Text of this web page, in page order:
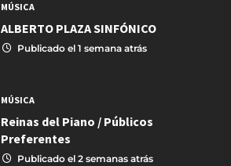
MÚSICA
ALBERTO PLAZA SINFÓNICO
Publicado el 1 semana atrás
MÚSICA
Reinas del Piano / Públicos
Preferentes
Publicado el 2 semanas atrás